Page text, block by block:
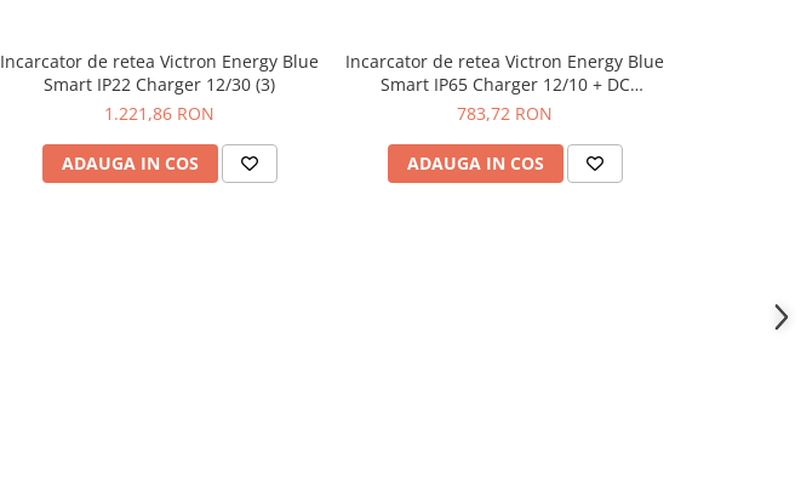
Incarcator de retea Victron Energy Blue
Smart IP22 Charger 12/30 (3)
1.221,86 RON
ADAUGA IN COS
Incarcator de retea Victron Energy Blue
Smart IP65 Charger 12/10 + DC
connector
783,72 RON
ADAUGA IN COS